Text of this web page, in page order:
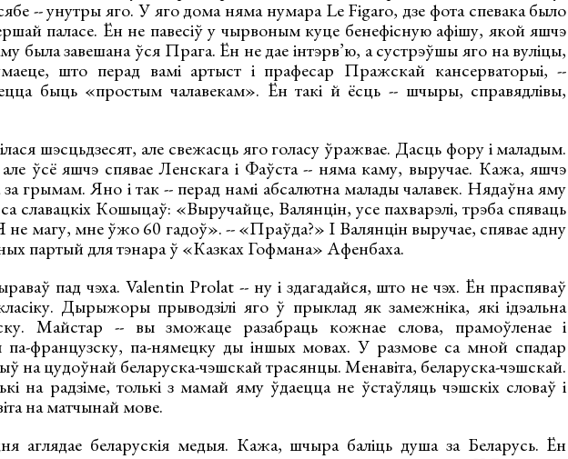
-- унутры яго. У яго дома няма нумара Le Figaro, дзе фота спевака было
паласе. Ён не павесіў у чырвоным куце бенефісную афішу, якой яшчэ
была завешана ўся Прага. Ён не дае інтэрв’ю, а сустрэўшы яго на вуліцы,
што перад вамі артыст і прафесар Пражскай кансерваторыі, --
быць «простым чалавекам». Ён такі й ёсць -- шчыры, справядлівы,
шэсцьдзесят, але свежасць яго голасу ўражвае. Дасць фору і маладым.
але ўсё яшчэ спявае Ленскага і Фаўста -- няма каму, выручае. Кажа, яшчэ
грымам. Яно і так -- перад намі абсалютна малады чалавек. Нядаўна яму
са славацкіх Кошыцаў: «Выручайце, Валянцін, усе пахварэлі, трэба спяваць
магу, мне ўжо 60 гадоў». -- «Праўда?» І Валянцін выручае, спявае адну
партый для тэнара ў «Казках Гофмана» Афенбаха.
пад чэха. Valentin Prolat -- ну і здагадайся, што не чэх. Ён праспяваў
Дырыжоры прыводзілі яго ў прыклад як замежніка, які ідэальна
Майстар -- вы зможаце разабраць кожнае слова, прамоўленае і
па-французску, па-нямецку ды іншых мовах. У размове са мной спадар
на цудоўнай беларуска-чэшскай трасянцы. Менавіта, беларуска-чэшскай.
на радзіме, толькі з мамай яму ўдаецца не ўстаўляць чэшскіх словаў і
на матчынай мове.
аглядае беларускія медыя. Кажа, шчыра баліць душа за Беларусь. Ён